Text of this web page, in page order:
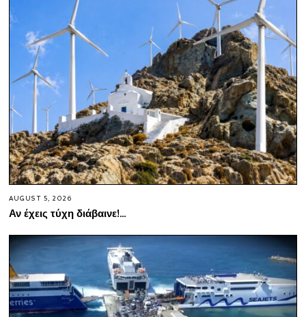
AUGUST 5, 2026
Αν έχεις τύχη διάβαινε!…